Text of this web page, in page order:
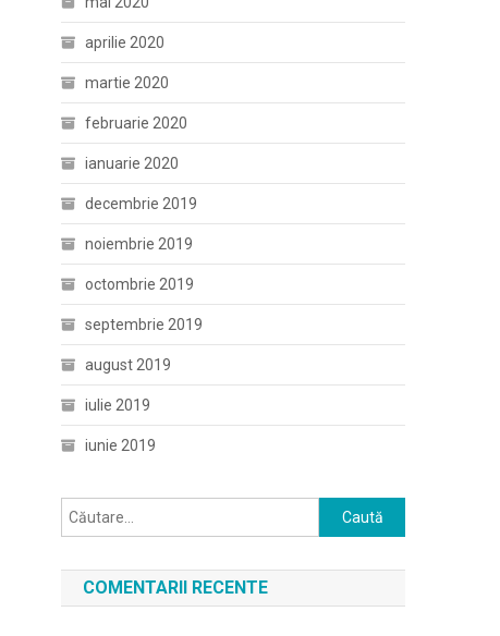
aprilie 2020
martie 2020
februarie 2020
ianuarie 2020
decembrie 2019
noiembrie 2019
octombrie 2019
septembrie 2019
august 2019
iulie 2019
iunie 2019
Caută
după:
COMENTARII RECENTE